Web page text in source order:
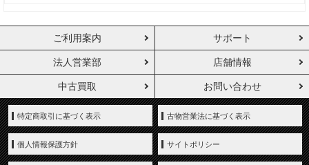
ご利用案内 サポート
法人営業部 店舗情報
中古買取 お問い合わせ
特定商取引に基づく表示 古物営業法に基づく表示
個人情報保護方針 サイトポリシー